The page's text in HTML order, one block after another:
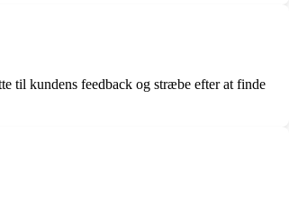
til kundens feedback og stræbe efter at finde